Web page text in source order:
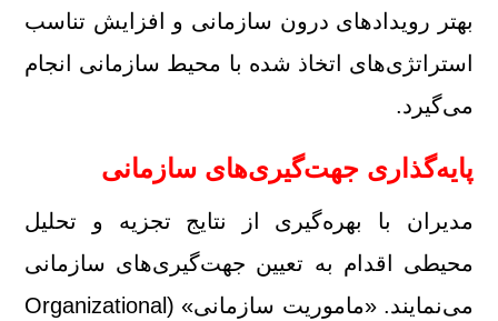
بهتر رویدادهای درون سازمانی و افزایش تناسب
استراتژی‌های اتخاذ شده با محیط سازمانی انجام
می‌گیرد.
پایه‌گذاری جهت‌گیری‌های سازمانی
مدیران با بهره‌گیری از نتایج تجزیه و تحلیل
محیطی اقدام به تعیین جهت‌گیری‌های سازمانی
می‌نمایند. «ماموریت سازمانی» (Organizational